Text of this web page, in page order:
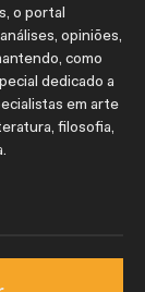
o portal
opiniões,
como
dedicado a
em arte
filosofia,